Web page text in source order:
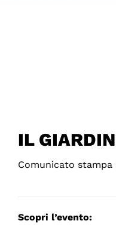
IL
Comunicato stampa
Scopri l’evento: